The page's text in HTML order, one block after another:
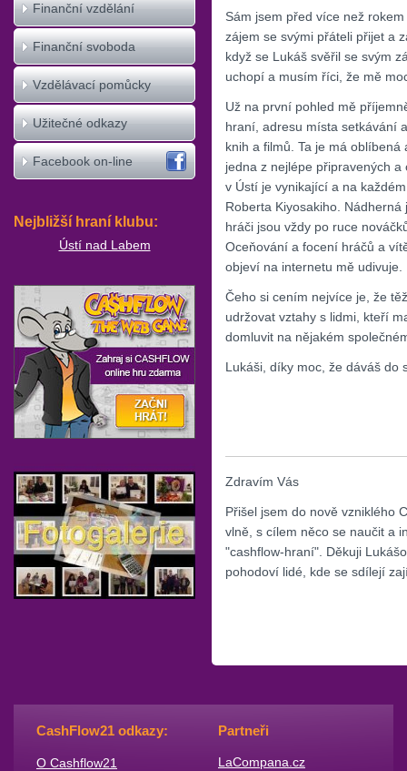
Sám jsem před více než
zájem se svými přáteli přijet a
když se Lukáš svěřil se svým
uchopí a musím říci, že mě
Už na první pohled mě
hraní, adresu místa setkávání
knih a filmů. Ta je má
jedna z nejlépe připravených
v Ústí je vynikající a na
Roberta Kiyosakiho.
hráči jsou vždy po ruce
Oceňování a focení hráčů a
objeví na internetu mě
Čeho si cením nejvíce je, že
udržovat vztahy s lidmi, kteří
domluvit na nějakém
Lukáši, díky moc, že dáváš do
Zdravím Vás
Přišel jsem do nově vzniklého
vlně, s cílem něco se naučit a
"cashflow-hraní". Děkuji
pohodoví lidé, kde se sdílejí
Finanční vzdělání
Finanční svoboda
Vzdělávací pomůcky
Užitečné odkazy
Facebook on-line
Nejbližší hraní klubu:
Ústí nad Labem
CashFlow21 odkazy:
O Cashflow21
Partneři
​LaCompana.cz